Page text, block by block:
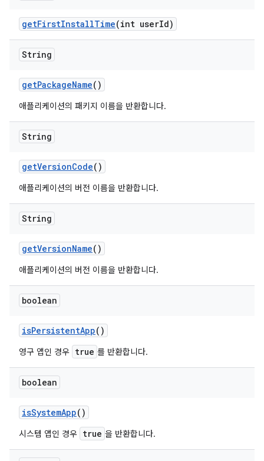
getFirstInstallTime(int userId)
String
getPackageName()
애플리케이션의 패키지 이름을 반환합니다.
String
getVersionCode()
애플리케이션의 버전 이름을 반환합니다.
String
getVersionName()
애플리케이션의 버전 이름을 반환합니다.
boolean
isPersistentApp()
영구 앱인 경우 true 를 반환합니다.
boolean
isSystemApp()
시스템 앱인 경우 true 을 반환합니다.